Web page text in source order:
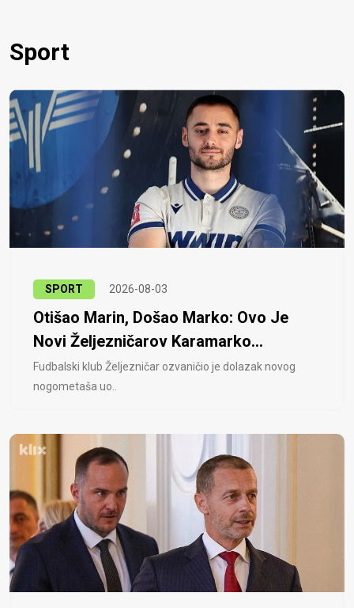
Sport
SPORT 2026-08-03
Otišao Marin, Došao Marko: Ovo Je
Novi Željezničarov Karamarko...
Fudbalski klub Željezničar ozvaničio je dolazak novog
nogometaša uo..